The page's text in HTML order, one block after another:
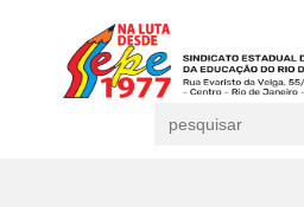
for: